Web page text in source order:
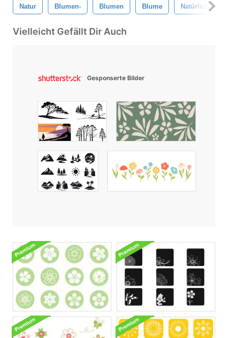
Natur Blumen- Blumen Blume Natürlich
Vielleicht Gefällt Dir Auch
Gesponserte Bilder